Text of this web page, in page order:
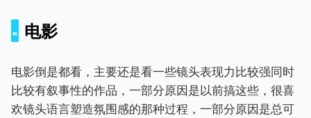
电影
电影倒是都看，主要还是看一些镜头表现力比较强同时
比较有叙事性的作品，一部分原因是以前搞这些，很喜
欢镜头语言塑造氛围感的那种过程，一部分原因是总可